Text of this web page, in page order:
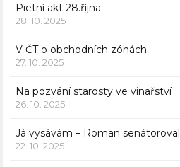
Pietní akt 28.října
28. 10. 2025
V ČT o obchodních zónách
27. 10. 2025
Na pozvání starosty ve vinařství
26. 10. 2025
Já vysávám – Roman senátoroval
22. 10. 2025